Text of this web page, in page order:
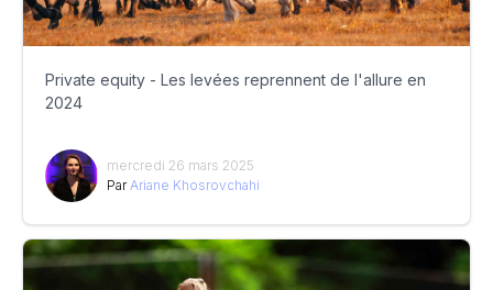
Private equity - Les levées reprennent de l'allure en
2024
mercredi 26 mars 2025
Par Ariane Khosrovchahi